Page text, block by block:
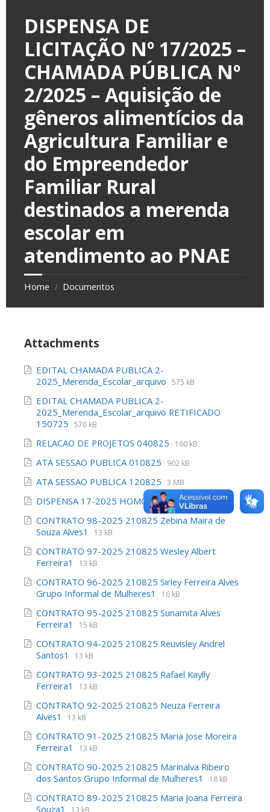
DISPENSA DE
LICITAÇÃO Nº 17/2025 –
CHAMADA PÚBLICA Nº
2/2025 – Aquisição de
gêneros alimentícios da
Agricultura Familiar e
do Empreendedor
Familiar Rural
destinados a merenda
escolar em
atendimento ao PNAE
Home / Documentos
Attachments
EDITAL CHAMADA PUBLICA 2-
2025_Merenda_Escolar_arquivo 575 kB
EDITAL CHAMADA PUBLICA 2-
2025_Merenda_Escolar_arquivo RETIFICADO
150725 576 kB
RELACAO DE PROJETOS 040825 160 kB
ATA SESSAO PUBLICA 010825 902 kB
ATA SESSAO PUBLICA 120825 3 MB
DISPENSA 17-2025 HOMOLOGACAO 4 MB
CONTRATO 98-2025 210825 Zebina Maira de
Souza Alves1
13 kB
CONTRATO 97-2025 210825 Wesley Albert
Ferreira1
13 kB
CONTRATO 96-2025 210825 Sirley Ferreira Alves
Grupo Informal de Mulheres1
16 kB
CONTRATO 95-2025 210825 Sunamita Alves
Ferreira1
15 kB
CONTRATO 94-2025 210825 Reuvisley Andrel
Santos1
13 kB
CONTRATO 93-2025 210825 Rafael Kaylly
Ferreira1
13 kB
CONTRATO 92-2025 210825 Neuza Ferreira
Alves1
13 kB
CONTRATO 91-2025 210825 Maria Jose Moreira
Ferreira1
13 kB
CONTRATO 90-2025 210825 Marinalva Ribeiro
dos Santos Grupo Informal de Mulheres1
18 kB
CONTRATO 89-2025 210825 Maria Joana Ferreira
Souza1
13 kB